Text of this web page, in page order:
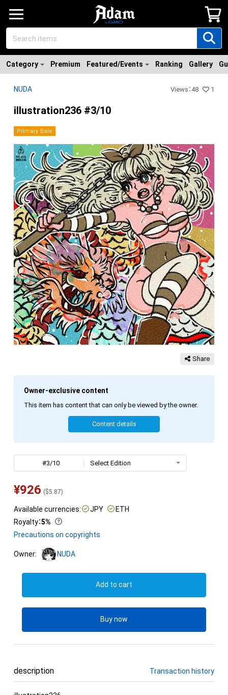
Category Premium Featured/Events Ranking Gallery
NUDA Views ：48 1
illustration236 #3/10
Primary Sale
Share
Owner-exclusive content
This item has content that can only be viewed by the owner.
Content details
#3/10 Select Edition
¥926 ($5.87)
Available currencies: JPY
ETH
Royalty：5%
Precautions on copyrights
Owner: NUDA
Add to cart
Buy now
description Transaction history